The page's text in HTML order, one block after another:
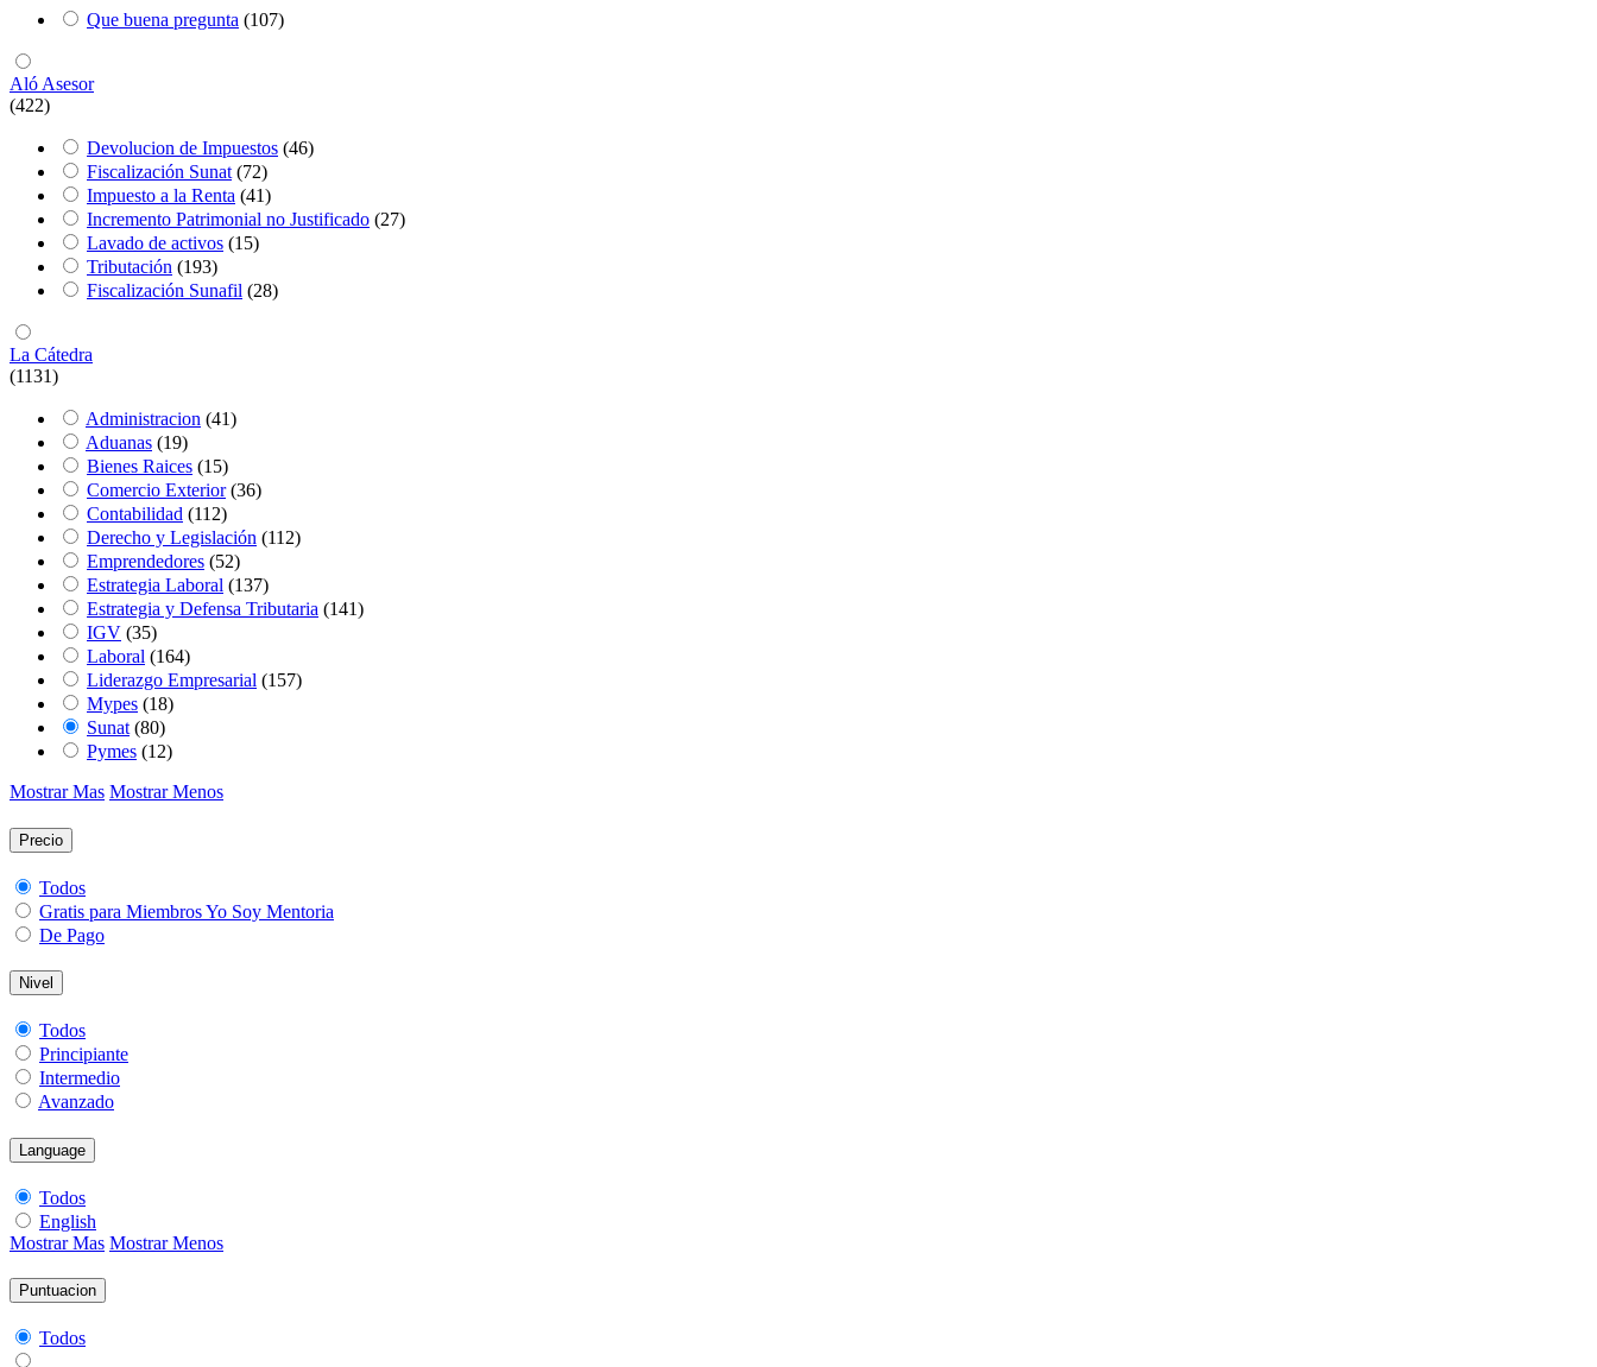
Que buena pregunta (107)
Aló Asesor
(422)
Devolucion de Impuestos (46)
Fiscalización Sunat (72)
Impuesto a la Renta (41)
Incremento Patrimonial no Justificado (27)
Lavado de activos (15)
Tributación (193)
Fiscalización Sunafil (28)
La Cátedra
(1131)
Administracion (41)
Aduanas (19)
Bienes Raices (15)
Comercio Exterior (36)
Contabilidad (112)
Derecho y Legislación (112)
Emprendedores (52)
Estrategia Laboral (137)
Estrategia y Defensa Tributaria (141)
IGV (35)
Laboral (164)
Liderazgo Empresarial (157)
Mypes (18)
Sunat (80)
Pymes (12)
Mostrar Mas Mostrar Menos
Precio
Todos
Gratis para Miembros Yo Soy Mentoria
De Pago
Nivel
Todos
Principiante
Intermedio
Avanzado
Language
Todos
English
Mostrar Mas Mostrar Menos
Puntuacion
Todos